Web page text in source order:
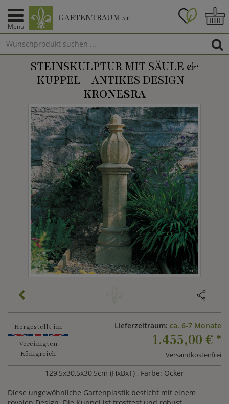
Menü
GARTENTRAUM.AT
STEINSKULPTUR MIT SÄULE &
KUPPEL - ANTIKES DESIGN -
KRONESRA
Hergestellt im
Vereinigten
Königreich
Lieferzeitraum: ca. 6-7 Monate
1.455,00 € *
Versandkostenfrei
129,5x30,5x30,5cm (HxBxT) , Farbe: Ocker
Diese ungewöhnliche Gartenplastik besticht mit einem